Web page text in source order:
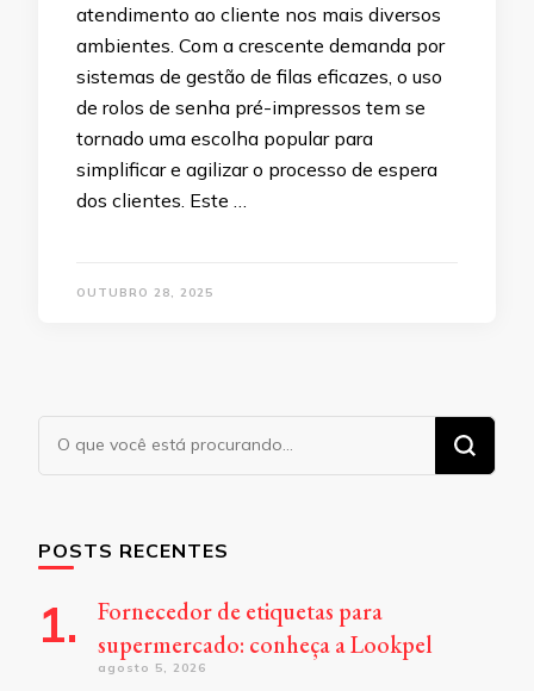
atendimento ao cliente nos mais diversos
ambientes. Com a crescente demanda por
sistemas de gestão de filas eficazes, o uso
de rolos de senha pré-impressos tem se
tornado uma escolha popular para
simplificar e agilizar o processo de espera
dos clientes. Este …
OUTUBRO 28, 2025
Procurando
algo?
POSTS RECENTES
Fornecedor de etiquetas para
supermercado: conheça a Lookpel
agosto 5, 2026